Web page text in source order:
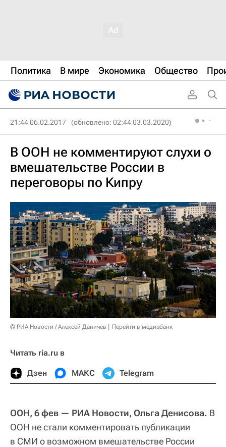
Политика В мире Экономика Общество
21:44 06.02.2017 (обновлено: 02:44 03.03.2020)
В ООН не комментируют слухи о
вмешательстве России в
переговоры по Кипру
© РИА Новости / Алексей Даничев Перейти в медиабанк
Читать ria.ru в
Дзен МАКС Telegram
ООН, 6 фев — РИА Новости, Ольга Денисова. В
ООН не стали комментировать публикации
в СМИ о возможном вмешательстве России